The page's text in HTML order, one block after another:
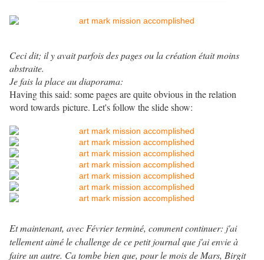
Ceci dit; il y avait parfois des pages ou la création était moins
abstraite.
Je fais la place au diaporama:
Having this said: some pages are quite obvious in the relation
word towards picture. Let's follow the slide show:
Et maintenant, avec Février terminé, comment continuer: j'ai
tellement aimé le challenge de ce petit journal que j'ai envie à
faire un autre. Ca tombe bien que, pour le mois de Mars, Birgit